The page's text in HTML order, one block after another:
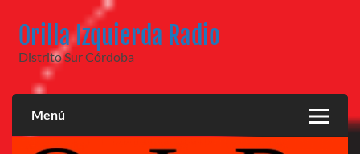
contenido
Orilla Izquierda Radio
Distrito Sur Córdoba
Menú